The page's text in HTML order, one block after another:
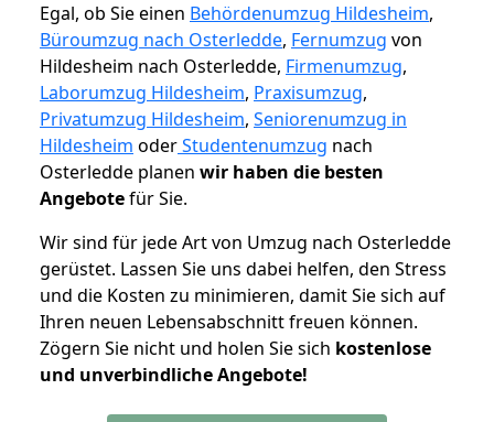
Egal, ob Sie einen Behördenumzug Hildesheim,
Büroumzug nach Osterledde, Fernumzug von
Hildesheim nach Osterledde, Firmenumzug,
Laborumzug Hildesheim, Praxisumzug,
Privatumzug Hildesheim, Seniorenumzug in
Hildesheim oderStudentenumzug nach
Osterledde planen wir haben die besten
Angebotefür Sie.
Wir sind für jede Art von Umzug nach Osterledde
gerüstet. Lassen Sie uns dabei helfen, den Stress
und die Kosten zu minimieren, damit Sie sich auf
Ihren neuen Lebensabschnitt freuen können.
Zögern Sie nicht und holen Sie sich kostenlose
und unverbindliche Angebote!